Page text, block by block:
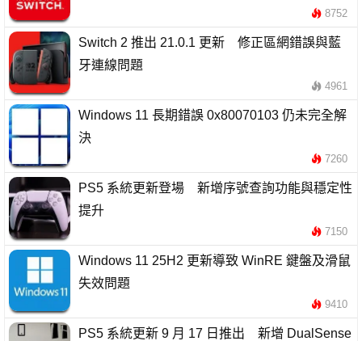
8752
Switch 2 推出 21.0.1 更新 修正區網錯誤與藍
牙連線問題
4961
Windows 11 長期錯誤 0x80070103 仍未完全解
決
7260
PS5 系統更新登場 新增序號查詢功能與穩定性
提升
7150
Windows 11 25H2 更新導致 WinRE 鍵盤及滑鼠
失效問題
9410
PS5 系統更新 9 月 17 日推出 新增 DualSense